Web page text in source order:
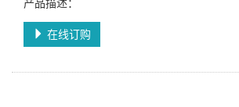
产品描述：
在线订购